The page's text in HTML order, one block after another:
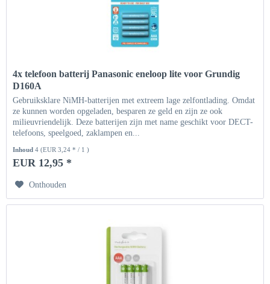
4x telefoon batterij Panasonic eneloop lite voor Grundig
D160A
Gebruiksklare NiMH-batterijen met extreem lage zelfontlading. Omdat
ze kunnen worden opgeladen, besparen ze geld en zijn ze ook
milieuvriendelijk. Deze batterijen zijn met name geschikt voor DECT-
telefoons, speelgoed, zaklampen en...
Inhoud4(EUR 3,24 * / 1 )
EUR 12,95 *
Onthouden